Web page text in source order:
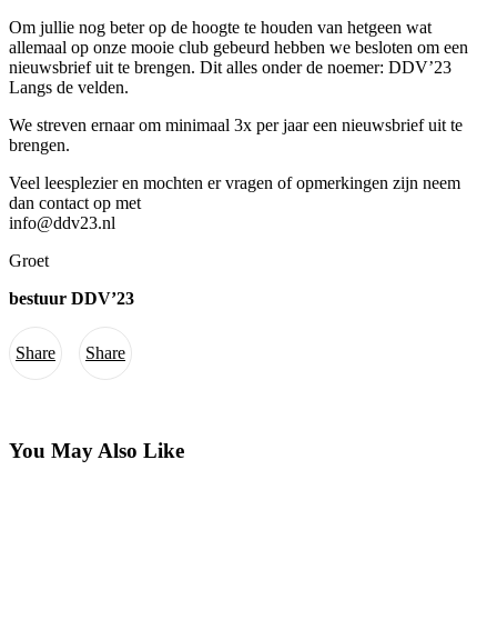
Share Share
Om jullie nog beter op de hoogte te houden van hetgeen wat
allemaal op onze mooie club gebeurd hebben we besloten om een
nieuwsbrief uit te brengen. Dit alles onder de noemer: DDV’23
Langs de velden.
We streven ernaar om minimaal 3x per jaar een nieuwsbrief uit te
brengen.
Veel leesplezier en mochten er vragen of opmerkingen zijn neem
dan contact op met
info@ddv23.nl
Groet
bestuur DDV’23
You May Also Like